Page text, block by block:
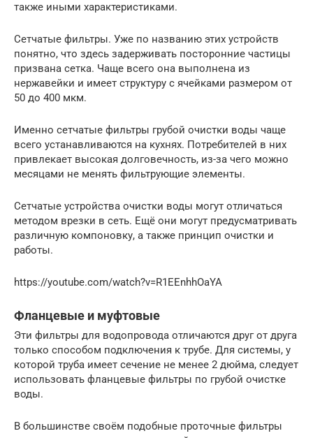
также иными характеристиками.
Сетчатые фильтры. Уже по названию этих устройств
понятно, что здесь задерживать посторонние частицы
призвана сетка. Чаще всего она выполнена из
нержавейки и имеет структуру с ячейками размером от
50 до 400 мкм.
Именно сетчатые фильтры грубой очистки воды чаще
всего устанавливаются на кухнях. Потребителей в них
привлекает высокая долговечность, из-за чего можно
месяцами не менять фильтрующие элементы.
Сетчатые устройства очистки воды могут отличаться
методом врезки в сеть. Ещё они могут предусматривать
различную компоновку, а также принцип очистки и
работы.
https://youtube.com/watch?v=R1EEnhhOaYA
Фланцевые и муфтовые
Эти фильтры для водопровода отличаются друг от друга
только способом подключения к трубе. Для системы, у
которой труба имеет сечение не менее 2 дюйма, следует
использовать фланцевые фильтры по грубой очистке
воды.
В большинстве своём подобные проточные фильтры